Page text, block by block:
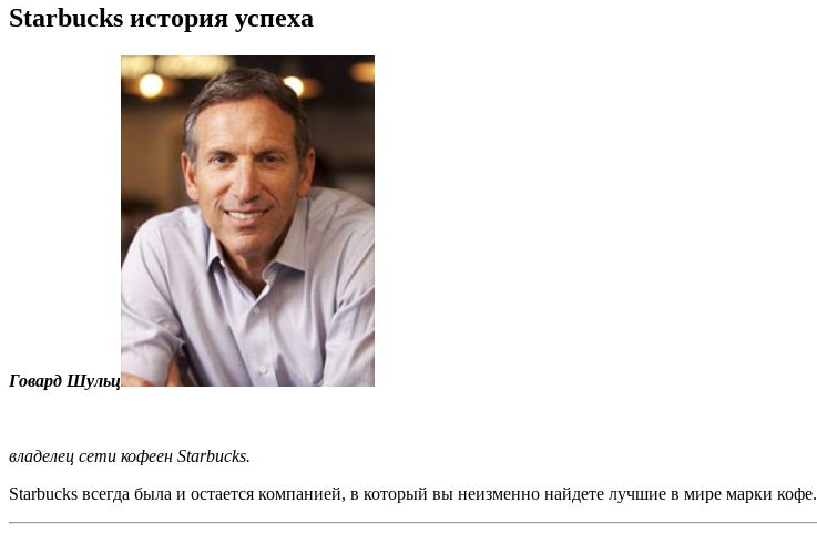
Starbucks история успеха
Говард Шульц
владелец сети кофеен Starbucks.
Starbucks всегда была и остается компанией, в который вы неизменно найдете лучшие в мире марки кофе.